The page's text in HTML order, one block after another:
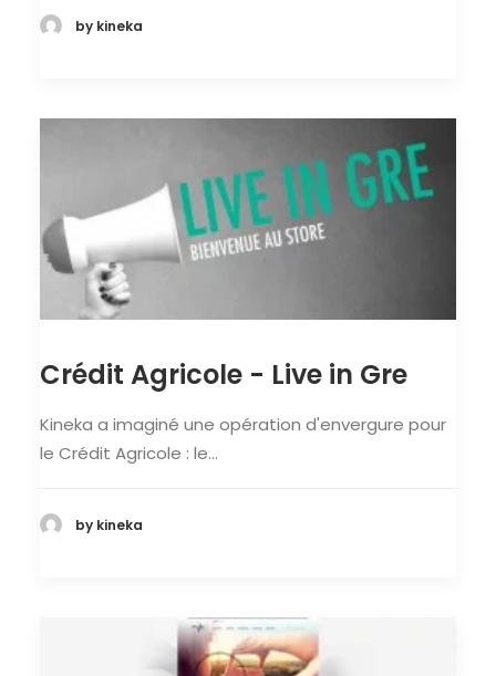
by kineka
Crédit Agricole - Live in Gre
Kineka a imaginé une opération d'envergure pour
le Crédit Agricole : le…
by kineka